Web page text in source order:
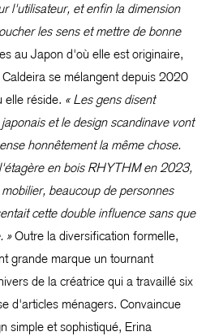
l'utilisateur, et enfin la dimension
les sens et mettre de bonne
au Japon d'où elle est originaire,
se mélangent depuis 2020
elle réside. « Les gens disent
et le design scandinave vont
honnêtement la même chose.
en bois RHYTHM en 2023,
beaucoup de personnes
cette double influence sans que
»Outre la diversification formelle,
grande marque un tournant
de la créatrice qui a travaillé six
d'articles ménagers. Convaincue
simple et sophistiqué, Erina